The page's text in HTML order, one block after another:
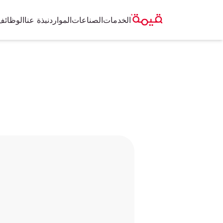
الخدماتالصناعاتالمواردنبذة عنا